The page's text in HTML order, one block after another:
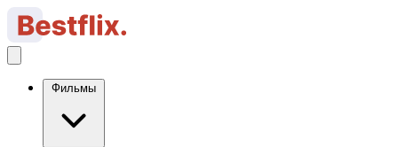
Фильмы